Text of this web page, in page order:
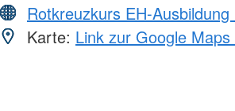
Rotkreuzkurs EH-Ausbildung
Karte: Link zur Google Maps